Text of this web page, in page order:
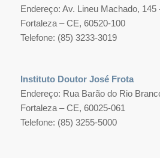
Endereço: Av. Lineu Machado,
Fortaleza – CE, 60520-100
Telefone: (85) 3233-3019
Instituto Doutor José Frota
Endereço: Rua Barão do Rio
Fortaleza – CE, 60025-061
Telefone: (85) 3255-5000